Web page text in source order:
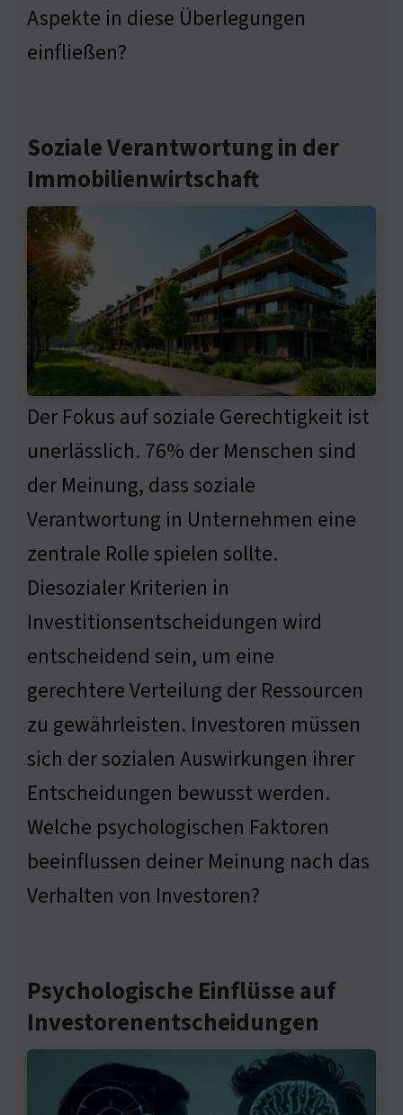
Aspekte in diese Überlegungen
einfließen?
Soziale Verantwortung in der
Immobilienwirtschaft
Der Fokus auf soziale Gerechtigkeit ist
unerlässlich. 76% der Menschen sind
der Meinung, dass soziale
Verantwortung in Unternehmen eine
zentrale Rolle spielen sollte.
Diesozialer Kriterien in
Investitionsentscheidungen wird
entscheidend sein, um eine
gerechtere Verteilung der Ressourcen
zu gewährleisten. Investoren müssen
sich der sozialen Auswirkungen ihrer
Entscheidungen bewusst werden.
Welche psychologischen Faktoren
beeinflussen deiner Meinung nach das
Verhalten von Investoren?
Psychologische Einflüsse auf
Investorenentscheidungen